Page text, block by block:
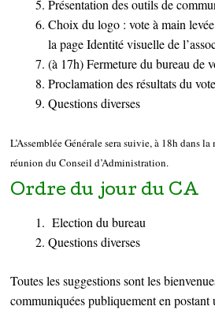
Présentation des outils de
Choix du logo : vote à main
la pageIdentité visuelle de
(à 17h) Fermeture du bureau de
Proclamation des résultats du vote
Questions diverses
L’Assemblée Générale sera suivie, à 18h dans
réunion du Conseil d’Administration.
Ordre du jour du CA
Election du bureau
Questions diverses
Toutes les suggestions sont les
communiquées publiquement en